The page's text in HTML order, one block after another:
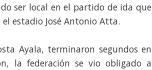
ser local en el partido de ida que
estadio José Antonio Atta.
Ayala, terminaron segundos en
la federación se vio obligado a